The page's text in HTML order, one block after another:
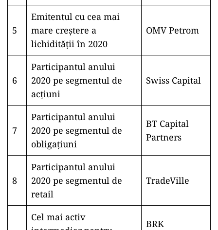
5
Emitentul cu cea mai
mare creștere a
lichidității în 2020
OMV Petrom
6
Participantul anului
2020 pe segmentul de
acțiuni
Swiss Capital
7
Participantul anului
2020 pe segmentul de
obligațiuni
BT Capital
Partners
8
Participantul anului
2020 pe segmentul de
retail
TradeVille
Cel mai activ
BRK